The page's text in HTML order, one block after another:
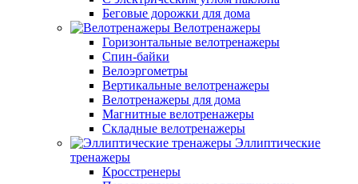
Беговые дорожки для дома
Велотренажеры
Горизонтальные велотренажеры
Спин-байки
Велоэргометры
Вертикальные велотренажеры
Велотренажеры для дома
Магнитные велотренажеры
Складные велотренажеры
Эллиптические
тренажеры
Кросстренеры